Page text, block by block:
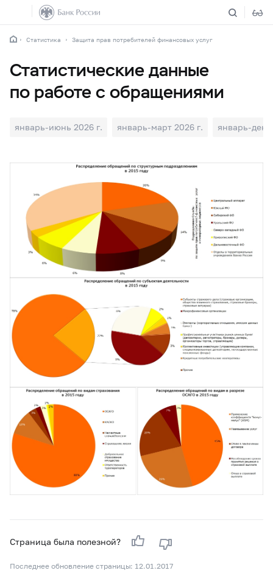
Статистика Защита прав потребителей финансовых услуг
Статистические данные
по работе с обращениями
январь-июнь 2026 г. январь-март 2026 г. январь-
Страница была полезной?
Последнее обновление страницы: 12.01.2017